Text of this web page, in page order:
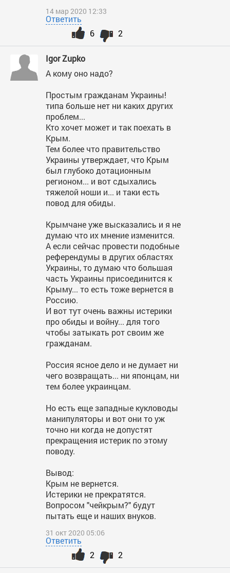
14 мар 2020 12:33
Ответить
2
6
Igor Zupko
А кому оно надо?
Простым гражданам Украины!
типа больше нет ни каких других
проблем...
Кто хочет может и так поехать в
Крым.
Тем более что правительство
Украины утверждает, что Крым
был глубоко дотационным
регионом... и вот сдыхались
тяжелой ноши и... и таки есть
повод для обиды.
Крымчане уже высказались и я не
думаю что их мнение изменится.
А если сейчас провести подобные
референдумы в других областях
Украины, то думаю что большая
часть Украины присоединится к
Крыму... то есть тоже вернется в
Россию.
И вот тут очень важны истерики
про обиды и войну... для того
чтобы затыкать рот своим же
гражданам.
Россия ясное дело и не думает ни
чего возвращать... ни японцам, ни
тем более украинцам.
Но есть еще западные кукловоды
манипуляторы и вот они то уж
точно ни когда не допустят
прекращения истерик по этому
поводу.
Вывод:
Крым не вернется.
Истерики не прекратятся.
Вопросом "чейкрым?" будут
пытать еще и наших внуков.
31 окт 2020 05:06
Ответить
2
2